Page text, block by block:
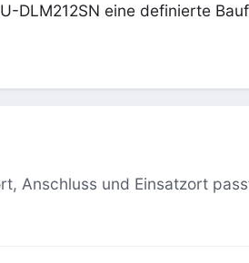
DLM212SN eine definierte
Anschluss und Einsatzort